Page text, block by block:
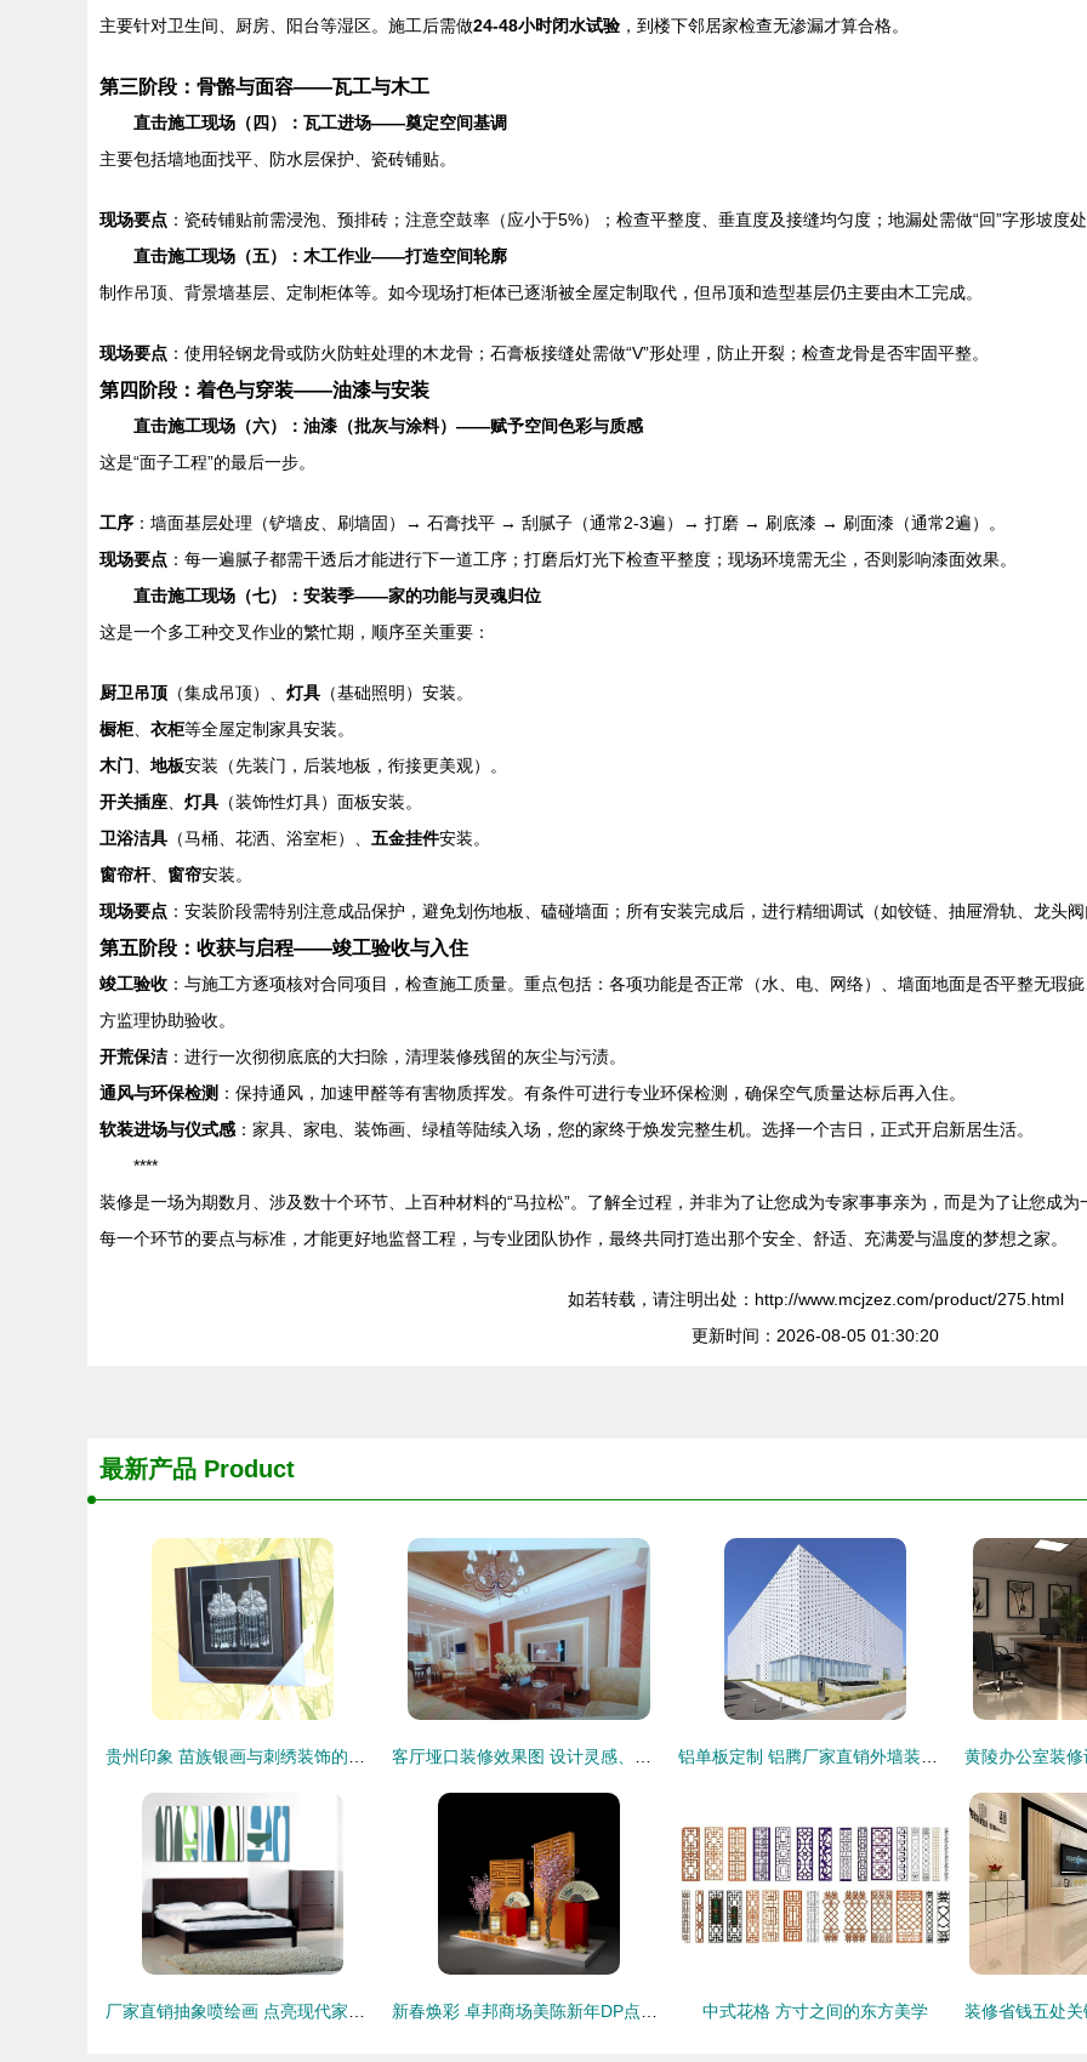
主要针对卫生间、厨房、阳台等湿区。施工后需做24-48小时闭水试验 ，到楼下邻居家检查无渗漏才算合格。
第三阶段：骨骼与面容——瓦工与木工
直击施工现场（四）：瓦工进场——奠定空间基调
主要包括墙地面找平、防水层保护、瓷砖铺贴。
现场要点 ：瓷砖铺贴前需浸泡、预排砖；注意空鼓率（应小于5%）；检查平整度、垂直度及接缝均匀度；地漏处需做“回”字形坡度
直击施工现场（五）：木工作业——打造空间轮廓
制作吊顶、背景墙基层、定制柜体等。如今现场打柜体已逐渐被全屋定制取代，但吊顶和造型基层仍主要由木工完成。
现场要点 ：使用轻钢龙骨或防火防蛀处理的木龙骨；石膏板接缝处需做“V”形处理，防止开裂；检查龙骨是否牢固平整。
第四阶段：着色与穿装——油漆与安装
直击施工现场（六）：油漆（批灰与涂料）——赋予空间色彩与质感
这是“面子工程”的最后一步。
工序 ：墙面基层处理（铲墙皮、刷墙固）→ 石膏找平 → 刮腻子（通常2-3遍）→ 打磨 → 刷底漆 → 刷面漆（通常2遍）。
现场要点 ：每一遍腻子都需干透后才能进行下一道工序；打磨后灯光下检查平整度；现场环境需无尘，否则影响漆面效果。
直击施工现场（七）：安装季——家的功能与灵魂归位
这是一个多工种交叉作业的繁忙期，顺序至关重要：
厨卫吊顶 （集成吊顶）、 灯具 （基础照明）安装。
橱柜、 衣柜等全屋定制家具安装。
木门
地板安装（先装门，后装地板，衔接更美观）。
开关插座
灯具 （装饰性灯具）面板安装。
卫浴洁具 （马桶、花洒、浴室柜）、 五金挂件安装。
窗帘杆、 窗帘安装。
现场要点 ：安装阶段需特别注意成品保护，避免划伤地板、磕碰墙面；所有安装完成后，进行精细调试（如铰链、抽屉滑轨、龙头
第五阶段：收获与启程——竣工验收与入住
竣工验收 ：与施工方逐项核对合同项目，检查施工质量。重点包括：各项功能是否正常（水、电、网络）、墙面地面是否平整无瑕
方监理协助验收。
开荒保洁 ：进行一次彻彻底底的大扫除，清理装修残留的灰尘与污渍。
通风与环保检测 ：保持通风，加速甲醛等有害物质挥发。有条件可进行专业环保检测，确保空气质量达标后再入住。
软装进场与仪式感 ：家具、家电、装饰画、绿植等陆续入场，您的家终于焕发完整生机。选择一个吉日，正式开启新居生活。
****
装修是一场为期数月、涉及数十个环节、上百种材料的“马拉松”。了解全过程，并非为了让您成为专家事事亲为，而是为了让您成为
每一个环节的要点与标准，才能更好地监督工程，与专业团队协作，最终共同打造出那个安全、舒适、充满爱与温度的梦想之家。
如若转载，请注明出处：http://www.mcjzez.com/product/275.html
更新时间：2026-08-05 01:30:20
最新产品 Product
中式花格 方寸之间的东方美学